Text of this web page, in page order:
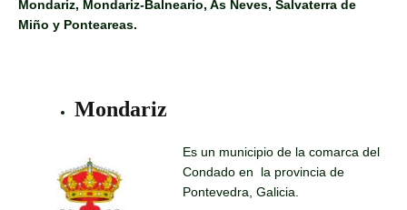
Mondariz, Mondariz-Balneario, As Neves, Salvaterra de
Miño y Ponteareas.
Mondariz
Es un municipio de la comarca del
Condado en la provincia de
Pontevedra, Galicia.